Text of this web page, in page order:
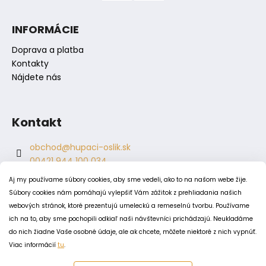
Aj my používame súbory cookies, aby sme vedeli, ako to na našom webe žije.
Súbory cookies nám pomáhajú vylepšiť Vám zážitok z prehliadania našich
webových stránok, ktoré prezentujú umeleckú a remeselnú tvorbu. Používame
ich na to, aby sme pochopili odkiaľ naši návštevníci prichádzajú. Neukladáme
do nich žiadne Vaše osobné údaje, ale ak chcete, môžete niektoré z nich vypnúť.
Viac informácií tu.
INFORMÁCIE
Doprava a platba
Kontakty
Nájdete nás
Kontakt
obchod@hupaci-oslik.sk
00421 944 100 034
00421 944 904 704
hupaci.oslik
dagmar.juricova
PODMIENKY